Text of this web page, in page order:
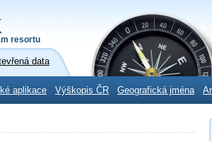
resortu
data
aplikace Výškopis ČR Geografická jména